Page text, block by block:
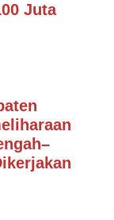
Juta